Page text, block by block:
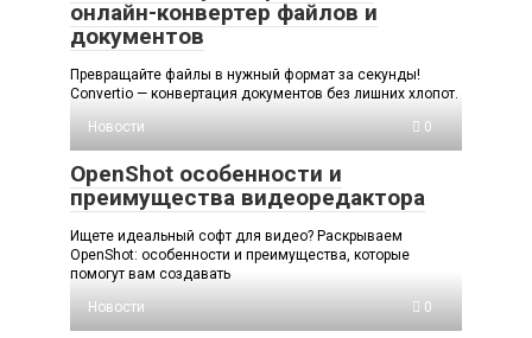
онлайн-конвертер файлов и
документов
Превращайте файлы в нужный формат за секунды!
Convertio — конвертация документов без лишних хлопот.
Новости
0
OpenShot особенности и
преимущества видеоредактора
Ищете идеальный софт для видео? Раскрываем
OpenShot: особенности и преимущества, которые
помогут вам создавать
Новости
0